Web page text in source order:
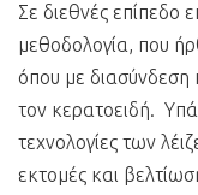
Σε διεθνές επίπεδο
μεθοδολογία, που
όπου με διασύνδεση
τον κερατοειδή.
τεχνολογίες των
εκτομές και